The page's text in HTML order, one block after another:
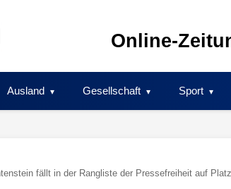
Online-
Ausland Gesellschaft Sport
fällt in der Rangliste der Pressefreiheit auf